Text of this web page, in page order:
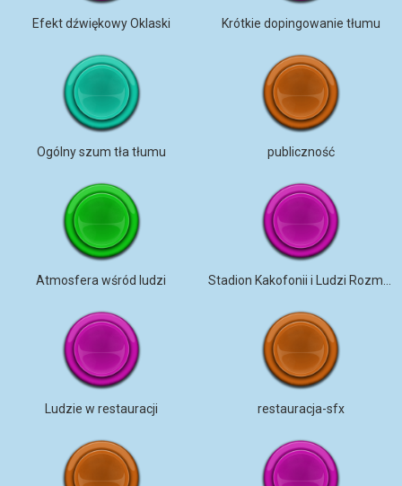
Efekt dźwiękowy Oklaski Krótkie dopingowanie tłumu
Ogólny szum tła tłumu publiczność
Atmosfera wśród ludzi
Ludzie w restauracji restauracja-sfx